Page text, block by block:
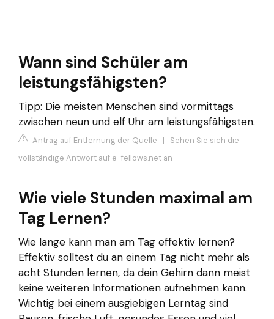
Wann sind Schüler am
leistungsfähigsten?
Tipp: Die meisten Menschen sind vormittags
zwischen neun und elf Uhr am leistungsfähigsten.
Antrag auf Entfernung der Quelle | Sehen Sie sich die
vollständige Antwort auf e-fellows.net an
Wie viele Stunden maximal am
Tag Lernen?
Wie lange kann man am Tag effektiv lernen?
Effektiv solltest du an einem Tag nicht mehr als
acht Stunden lernen, da dein Gehirn dann meist
keine weiteren Informationen aufnehmen kann.
Wichtig bei einem ausgiebigen Lerntag sind